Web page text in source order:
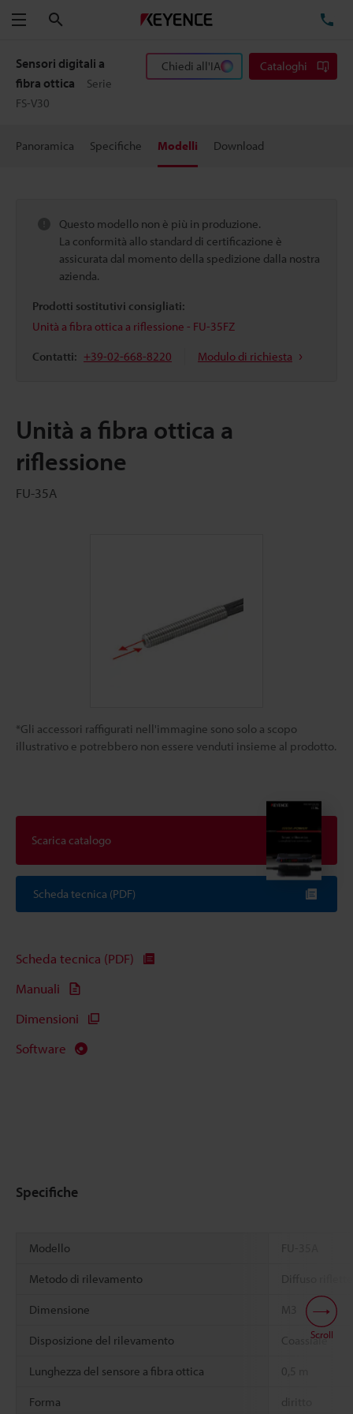
Menu
Sensori digitali a
fibra ottica
Serie
FS-V30
Chiedi all'IA Cataloghi
Panoramica Specifiche Modelli Download
Questo modello non è più in produzione.
La conformità allo standard di certificazione è
assicurata dal momento della spedizione dalla nostra
azienda.
Prodotti sostitutivi consigliati:
Unità a fibra ottica a riflessione - FU-35FZ
Contatti: +39-02-668-8220 Modulo di richiesta
Unità a fibra ottica a
riflessione
FU-35A
*Gli accessori raffigurati nell'immagine sono solo a scopo
illustrativo e potrebbero non essere venduti insieme al prodotto.
Scarica catalogo
Scheda tecnica (PDF)
Scheda tecnica (PDF)
Manuali
Dimensioni
Software
Specifiche
Modello FU-35A
Metodo di rilevamento Diffuso
Dimensione M3
Disposizione del rilevamento Coassiale
Lunghezza del sensore a fibra ottica 0,5 m
Forma diritto
Scroll